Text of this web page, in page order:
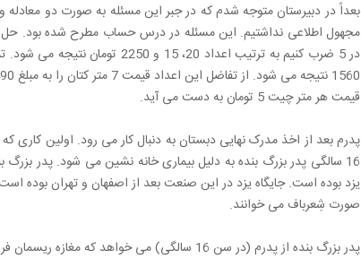
بعداً در دبیرستان متوجه شدم که در جبر این مسئله به صورت دو
مجهول اطلاعی نداشتیم. این مسئله در درس حساب مطرح شده بود. حل
قیمت هر متر چیت 5 تومان به دست می آید.
پدرم بعد از اخذ مدرک نهایی دبستان به دنبال کار می رود. اولین
16 سالگی پدر بزرگ بنده به دلیل بیماری خانه نشین می شود. پدر
یزد بوده است. جایگاه یزد در این صنعت بعد از اصفهان و تهران بوده
صورت شِعرباف می خوانند.
پدر بزرگ بنده از پدرم (در سن 16 سالگی) می خواهد که مغازه ریسمان فروشی را باز نگه دارد. پدرم اینگونه به پدرش جواب می دهد. او می گوید: